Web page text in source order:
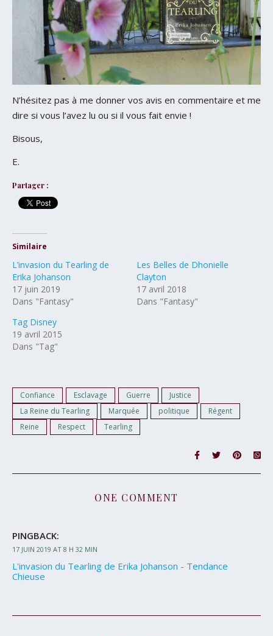
N’hésitez pas à me donner vos avis en commentaire et me
dire si vous l’avez lu ou si il vous fait envie !
Bisous,
E.
Partager :
Similaire
L’invasion du Tearling de
Erika Johanson
17 juin 2019
Dans "Fantasy"
Les Belles de Dhonielle
Clayton
17 avril 2018
Dans "Fantasy"
Tag Disney
19 avril 2015
Dans "Tag"
Confiance Esclavage Guerre
Justice
La Reine du Tearling
Marquée politique
Régent
Reine
Respect Tearling
ONE COMMENT
PINGBACK:
17 JUIN 2019 AT 8 H 32 MIN
L'invasion du Tearling de Erika Johanson - Tendance
Chieuse